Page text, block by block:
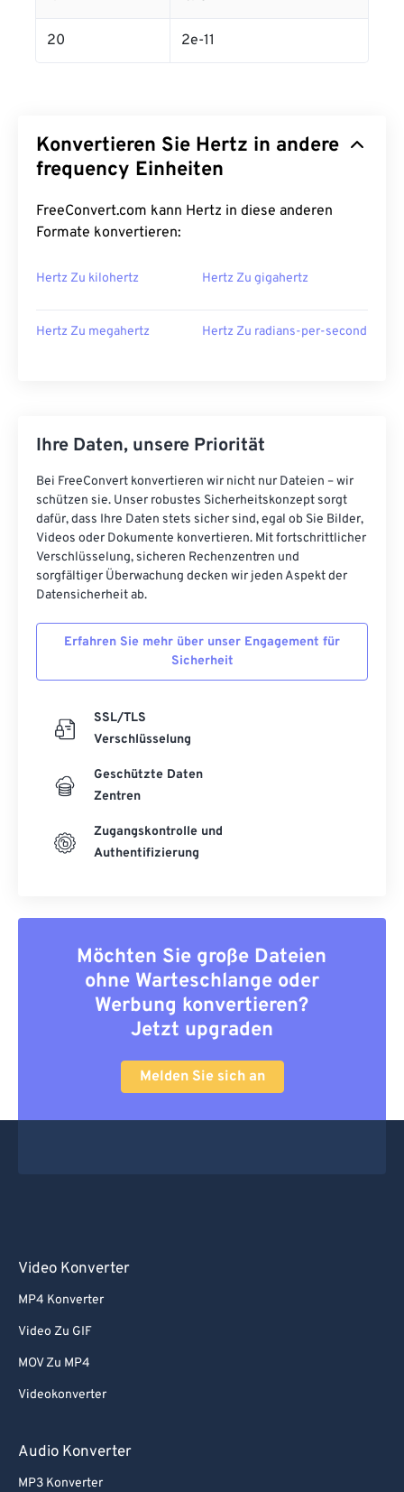
20 2e-11
Konvertieren Sie Hertz in andere
frequency Einheiten
FreeConvert.com kann Hertz in diese anderen
Formate konvertieren:
Hertz Zu kilohertz Hertz Zu gigahertz
Hertz Zu megahertz Hertz Zu radians-per-second
Ihre Daten, unsere Priorität
Bei FreeConvert konvertieren wir nicht nur Dateien – wir
schützen sie. Unser robustes Sicherheitskonzept sorgt
dafür, dass Ihre Daten stets sicher sind, egal ob Sie Bilder,
Videos oder Dokumente konvertieren. Mit fortschrittlicher
Verschlüsselung, sicheren Rechenzentren und
sorgfältiger Überwachung decken wir jeden Aspekt der
Datensicherheit ab.
Erfahren Sie mehr über unser Engagement für
Sicherheit
SSL/TLS
Verschlüsselung
Geschützte Daten
Zentren
Zugangskontrolle und
Authentifizierung
Möchten Sie große Dateien
ohne Warteschlange oder
Werbung konvertieren?
Jetzt upgraden
Melden Sie sich an
Video Konverter
MP4 Konverter
Video Zu GIF
MOV Zu MP4
Videokonverter
Audio Konverter
MP3 Konverter